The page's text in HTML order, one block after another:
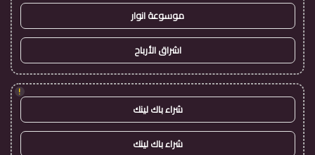
موسوعة انوار
اشراق الأرباح
!
شراء باك لينك
شراء باك لينك